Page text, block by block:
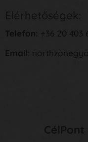
Elérhetőségek:
Telefon: +36 20 403
Email :